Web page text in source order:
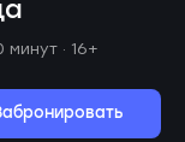
минут · 16+